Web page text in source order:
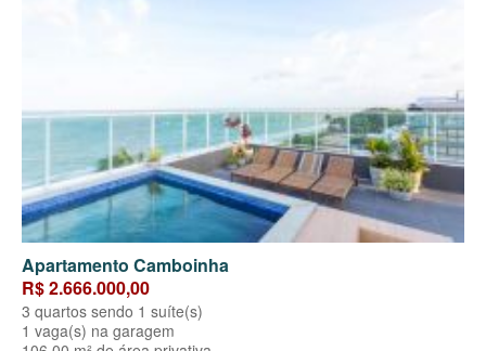
Apartamento Camboinha
R$ 2.666.000,00
3 quartos sendo 1 suíte(s)
1 vaga(s) na garagem